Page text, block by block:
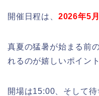
開催日程は、 2026年5
真夏の猛暑が始まる前
れるのが嬉しいポイン
開場は15:00、そして